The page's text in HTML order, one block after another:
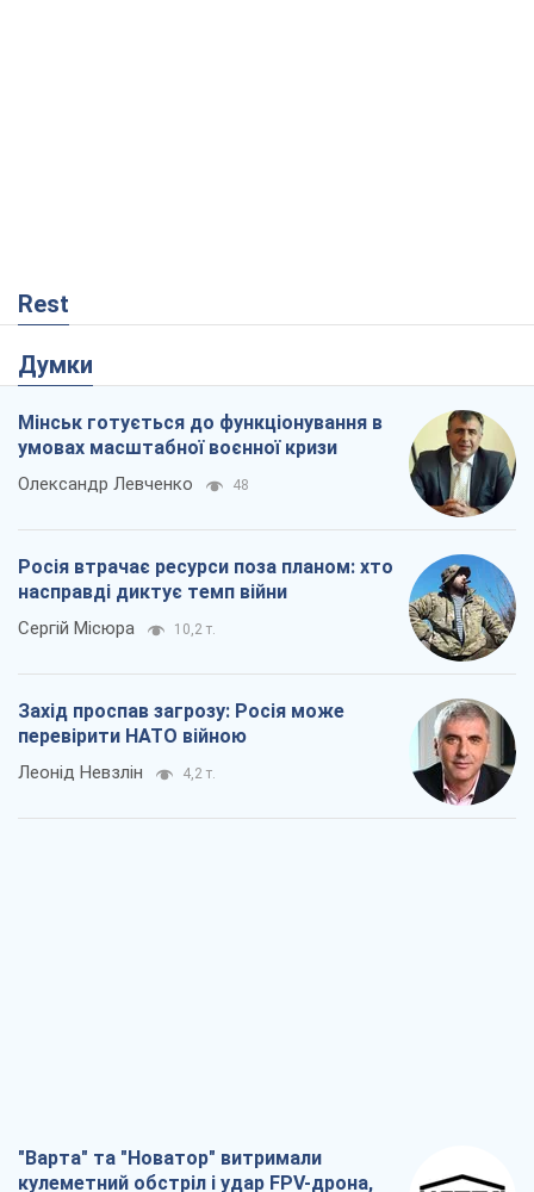
Rest
Думки
Мінськ готується до функціонування в
умовах масштабної воєнної кризи
Олександр Левченко 48
Росія втрачає ресурси поза планом: хто
насправді диктує темп війни
Сергій Місюра 10,2 т.
Захід проспав загрозу: Росія може
перевірити НАТО війною
Леонід Невзлін 4,2 т.
"Варта" та "Новатор" витримали
кулеметний обстріл і удар FPV-дрона,